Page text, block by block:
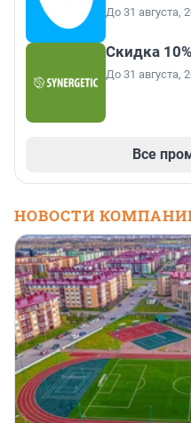
До 31 августа,
Скидка
До 31 августа,
Все
НОВОСТИ